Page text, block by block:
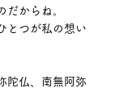
だからね。
とつが私の想い
陀仏、南無阿弥